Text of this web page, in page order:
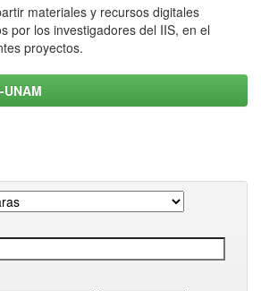
materiales y recursos digitales
por los investigadores del IIS, en el
proyectos.